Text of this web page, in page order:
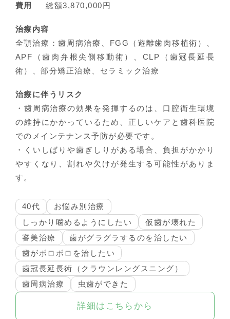
費用 総額3,870,000円
治療内容
全顎治療：歯周病治療、FGG（遊離歯肉移植術）、
APF（歯肉弁根尖側移動術）、CLP（歯冠長延長
術）、部分矯正治療、セラミック治療
治療に伴うリスク
・歯周病治療の効果を発揮するのは、口腔衛生環境
の維持にかかっているため、正しいケアと歯科医院
でのメインテナンス予防が必要です。
・くいしばりや歯ぎしりがある場合、負担がかかり
やすくなり、割れや欠けが発生する可能性がありま
す。
40代
お悩み別治療
しっかり噛めるようにしたい
仮歯が壊れた
審美治療
歯がグラグラするのを治したい
歯がボロボロを治したい
歯冠長延長術（クラウンレングスニング）
歯周病治療
虫歯ができた
詳細はこちらから